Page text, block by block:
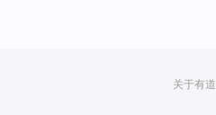
关于有道